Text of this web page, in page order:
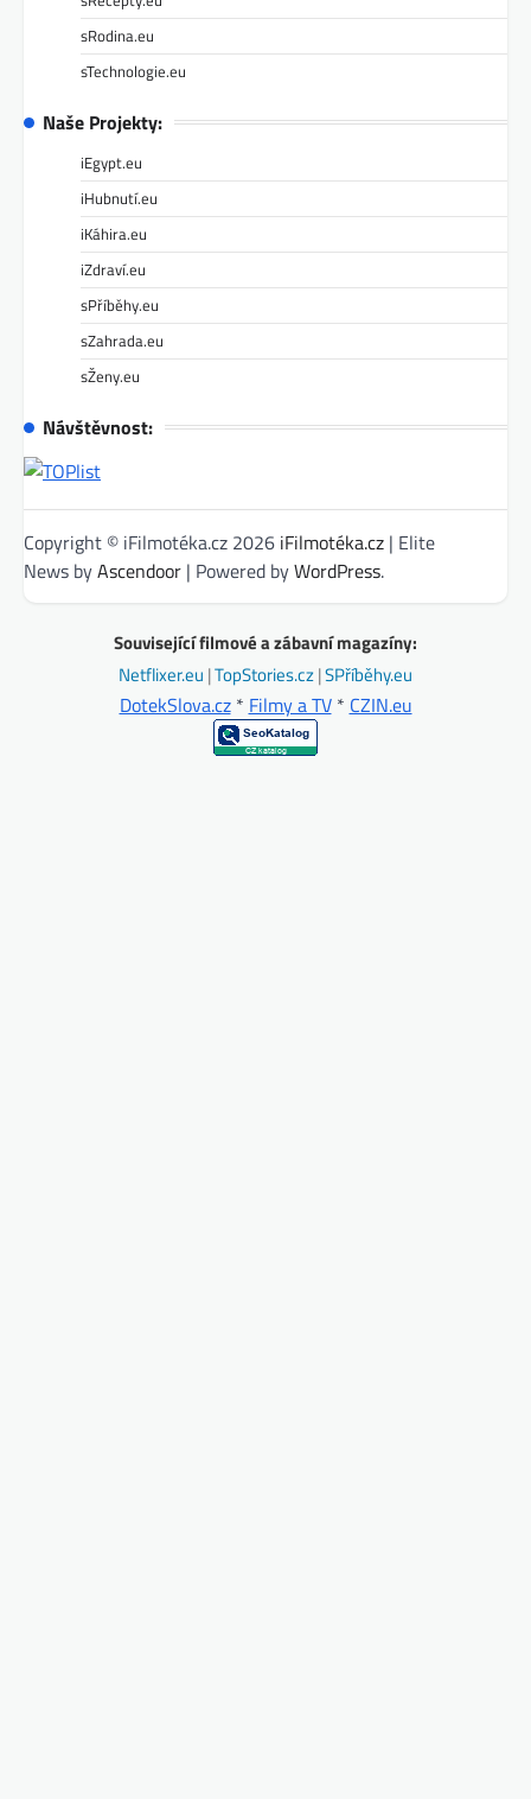
sRodina.eu
sTechnologie.eu
Naše Projekty:
iEgypt.eu
iHubnutí.eu
iKáhira.eu
iZdraví.eu
sPříběhy.eu
sZahrada.eu
sŽeny.eu
Návštěvnost:
Copyright © iFilmotéka.cz 2026 iFilmotéka.cz | Elite
News byAscendoor | Powered byWordPress.
Související filmové a zábavní magazíny:
Netflixer.eu |TopStories.cz|SPříběhy.eu
DotekSlova.cz* Filmy a TV* CZIN.eu